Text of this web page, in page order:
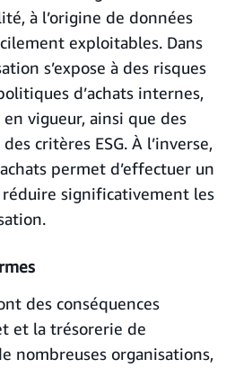
à l’origine de données
exploitables. Dans
s’expose à des risques
d’achats internes,
vigueur, ainsi que des
critères ESG. À l’inverse,
permet d’effectuer un
significativement les
des conséquences
et la trésorerie de
nombreuses organisations,